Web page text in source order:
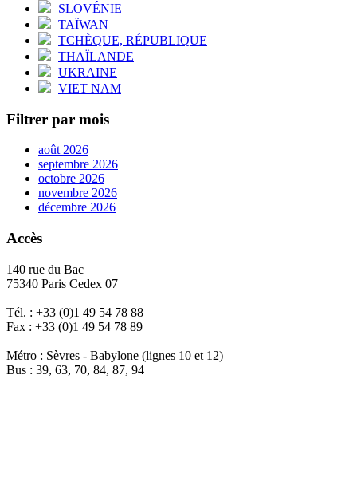
SLOVÉNIE
TAÏWAN
TCHÈQUE, RÉPUBLIQUE
THAÏLANDE
UKRAINE
VIET NAM
Filtrer par mois
août 2026
septembre 2026
octobre 2026
novembre 2026
décembre 2026
Accès
140 rue du Bac
75340 Paris Cedex 07
Tél. : +33 (0)1 49 54 78 88
Fax : +33 (0)1 49 54 78 89
Métro : Sèvres - Babylone (lignes 10 et 12)
Bus : 39, 63, 70, 84, 87, 94